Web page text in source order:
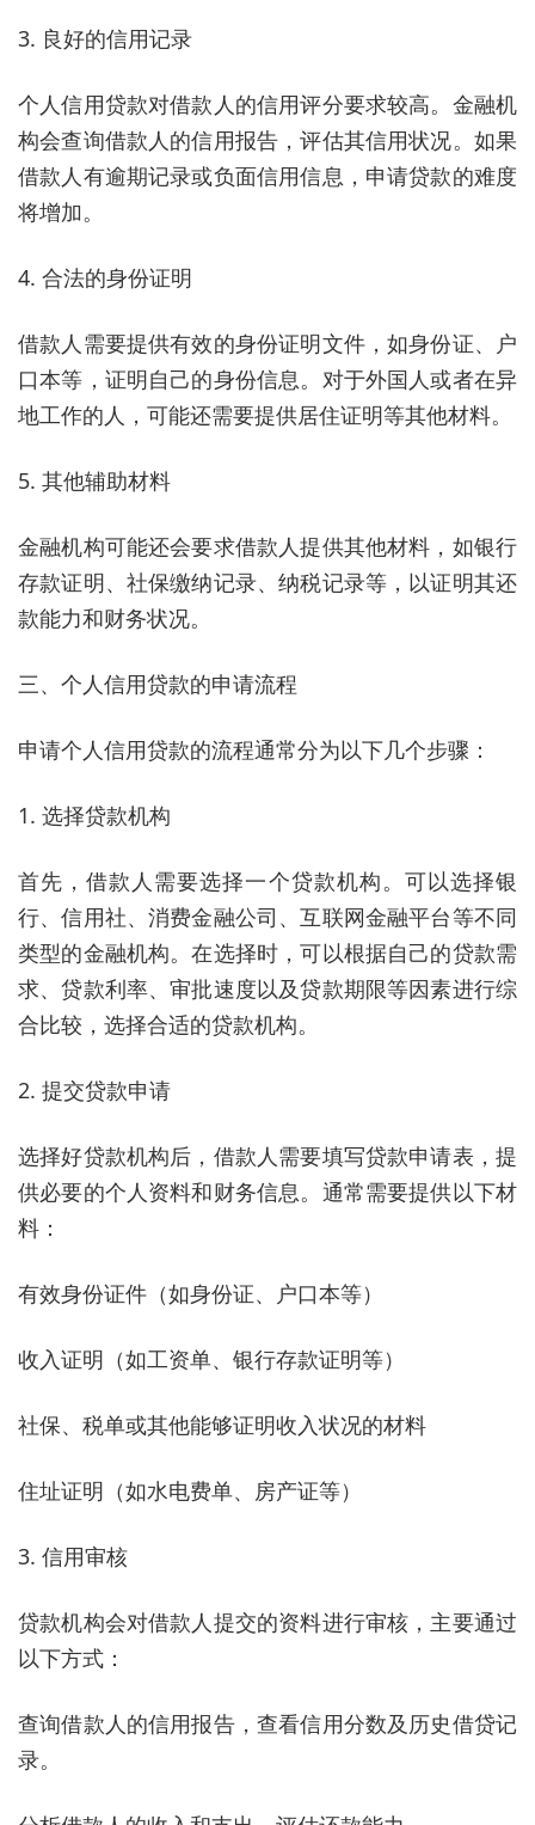
3. 良好的信用记录
个人信用贷款对借款人的信用评分要求较高。金融机
构会查询借款人的信用报告，评估其信用状况。如果
借款人有逾期记录或负面信用信息，申请贷款的难度
将增加。
4. 合法的身份证明
借款人需要提供有效的身份证明文件，如身份证、户
口本等，证明自己的身份信息。对于外国人或者在异
地工作的人，可能还需要提供居住证明等其他材料。
5. 其他辅助材料
金融机构可能还会要求借款人提供其他材料，如银行
存款证明、社保缴纳记录、纳税记录等，以证明其还
款能力和财务状况。
三、个人信用贷款的申请流程
申请个人信用贷款的流程通常分为以下几个步骤：
1. 选择贷款机构
首先，借款人需要选择一个贷款机构。可以选择银
行、信用社、消费金融公司、互联网金融平台等不同
类型的金融机构。在选择时，可以根据自己的贷款需
求、贷款利率、审批速度以及贷款期限等因素进行综
合比较，选择合适的贷款机构。
2. 提交贷款申请
选择好贷款机构后，借款人需要填写贷款申请表，提
供必要的个人资料和财务信息。通常需要提供以下材
料：
有效身份证件（如身份证、户口本等）
收入证明（如工资单、银行存款证明等）
社保、税单或其他能够证明收入状况的材料
住址证明（如水电费单、房产证等）
3. 信用审核
贷款机构会对借款人提交的资料进行审核，主要通过
以下方式：
查询借款人的信用报告，查看信用分数及历史借贷记
录。